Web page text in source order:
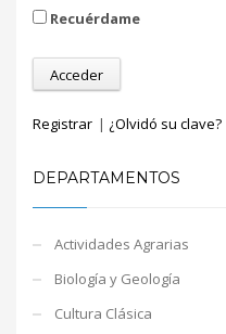
Recuérdame
Registrar | ¿Olvidó su clave?
DEPARTAMENTOS
Actividades Agrarias
Biología y Geología
Cultura Clásica